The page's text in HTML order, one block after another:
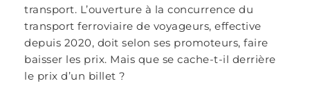
transport. L’ouverture à la concurrence du
transport ferroviaire de voyageurs, effective
depuis 2020, doit selon ses promoteurs, faire
baisser les prix. Mais que se cache-t-il derrière
le prix d’un billet ?